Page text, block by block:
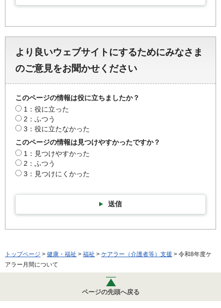
より良いウェブサイトにするためにみなさま
のご意見をお聞かせください
このページの情報は役に立ちましたか？
1：役に立った
2：ふつう
3：役に立たなかった
このページの情報は見つけやすかったですか？
1：見つけやすかった
2：ふつう
3：見つけにくかった
送信
トップページ > 健康・福祉 > 福祉 > ケアラー（介護者等）支援 > 令和8年度ケ
アラー月間について
ページの先頭へ戻る